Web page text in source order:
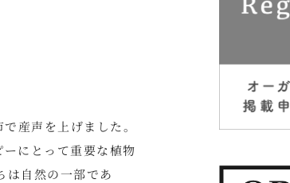
産声を上げました。
にとって重要な植物
は自然の一部であ